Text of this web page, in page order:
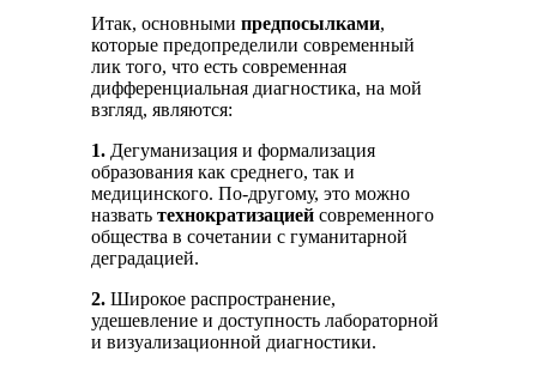
Итак, основнымипредпосылками,
которые предопределили современный
лик того, что есть современная
дифференциальная диагностика, на мой
взгляд, являются:
1. Дегуманизация и формализация
образования как среднего, так и
медицинского. По-другому, это можно
назватьтехнократизацией современного
общества в сочетании с гуманитарной
деградацией.
2. Широкое распространение,
удешевление и доступность лабораторной
и визуализационной диагностики.